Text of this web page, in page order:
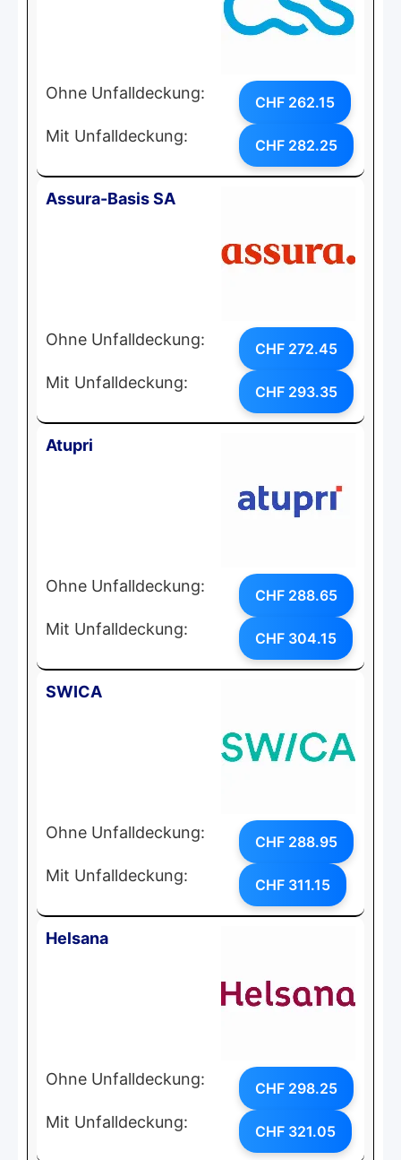
Ohne Unfalldeckung: CHF 262.15
Mit Unfalldeckung: CHF 282.25
Assura-Basis SA
Ohne Unfalldeckung: CHF 272.45
Mit Unfalldeckung: CHF 293.35
Atupri
Ohne Unfalldeckung: CHF 288.65
Mit Unfalldeckung: CHF 304.15
SWICA
Ohne Unfalldeckung: CHF 288.95
Mit Unfalldeckung: CHF 311.15
Helsana
Ohne Unfalldeckung: CHF 298.25
Mit Unfalldeckung: CHF 321.05